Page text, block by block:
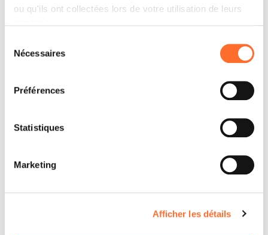
ou qu'ils ont collectées lors de votre utilisation de leurs
Nécessaires
Préférences
Statistiques
Marketing
Afficher les détails